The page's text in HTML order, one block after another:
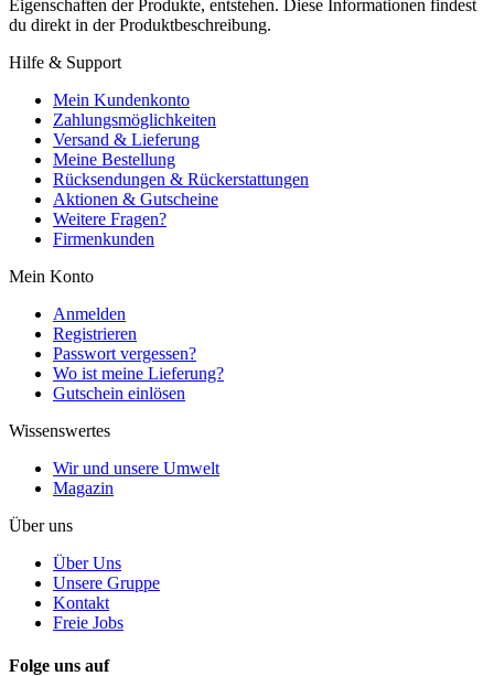
Eigenschaften der Produkte, entstehen. Diese Informationen findest
du direkt in der Produktbeschreibung.
Hilfe & Support
Mein Kundenkonto
Zahlungsmöglichkeiten
Versand & Lieferung
Meine Bestellung
Rücksendungen & Rückerstattungen
Aktionen & Gutscheine
Weitere Fragen?
Firmenkunden
Mein Konto
Anmelden
Registrieren
Passwort vergessen?
Wo ist meine Lieferung?
Gutschein einlösen
Wissenswertes
Wir und unsere Umwelt
Magazin
Über uns
Über Uns
Unsere Gruppe
Kontakt
Freie Jobs
Folge uns auf